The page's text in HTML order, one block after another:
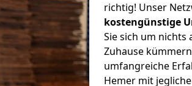
richtig! Unser
kostengünstige
Sie sich um nichts
Zuhause
umfangreiche
Hemer mit